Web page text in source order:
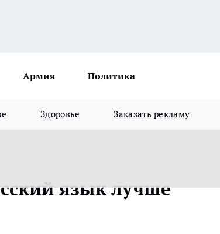
Армия Политика
Здоровье Заказать рекламу
язык лучше